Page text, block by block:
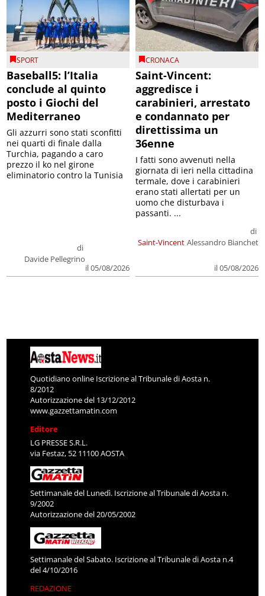
SPORT
Baseball5: l’Italia
conclude al quinto
posto i Giochi del
Mediterraneo
di
Davide Pellegrino
il 05/08/2026
Gli azzurri sono stati sconfitti
nei quarti di finale dalla
Turchia, pagando a caro
prezzo il ko nel girone
eliminatorio contro la Tunisia
CRONACA
Saint-Vincent:
aggredisce i
carabinieri, arrestato
e condannato per
direttissima un
36enne
Saint-Vincent
di
Alessandro Bianchet
il 05/08/2026
I fatti sono avvenuti nella
giornata di ieri nella cittadina
termale, dove i carabinieri
erano stati allertati per un
uomo che disturbava i
passanti. ...
Quotidiano online Iscrizione al Tribunale di Aosta n.
8/2012
Autorizzazione del 13/12/2012
www.gazzettamatin.com
Editore
LG PRESSE S.R.L.
via Festaz, 52 11100 AOSTA
Settimanale del Lunedì. Iscrizione al Tribunale di Aosta n.
9/2002
Autorizzazione del 20/05/2002
Settimanale del Sabato. Iscrizione al Tribunale di Aosta n.4
del 4/10/2016
REDAZIONE